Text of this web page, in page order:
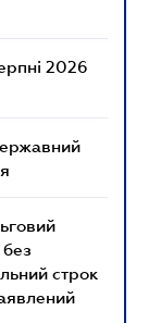
2026
строк